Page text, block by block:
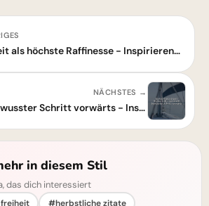
Einfachheit als höchste Raffinesse - Inspirierendes Zitat
NÄCHSTES →
Einfachheit als bewusster Schritt vorwärts - Inspirierendes Zitat
in diesem Stil
das dich interessiert
#herbstliche zitate